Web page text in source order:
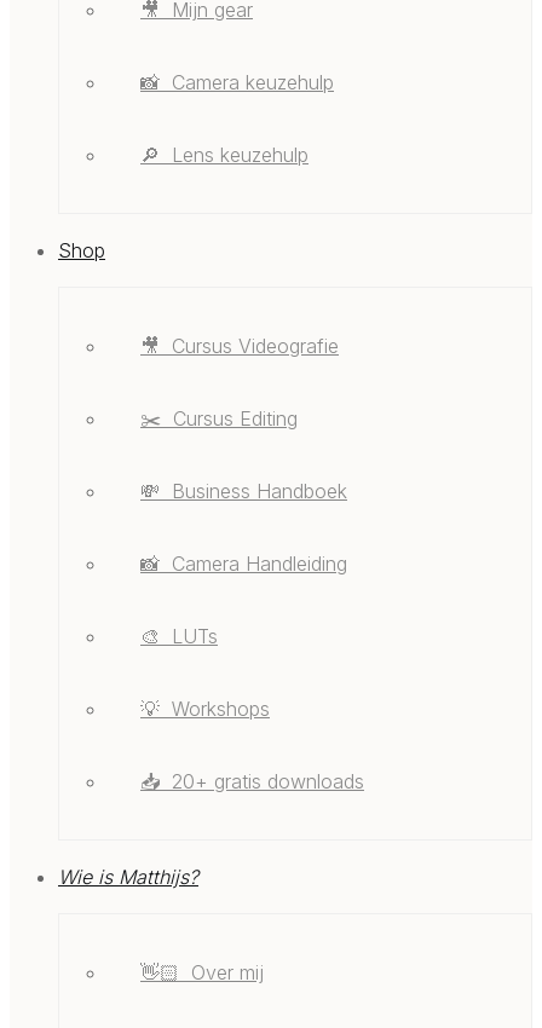
🎥 ‎ ‎Mijn gear
📸 ‎ ‎Camera keuzehulp
🔎 ‎ ‎Lens keuzehulp
Shop
🎥 ‎ ‎Cursus Videografie
✂️ ‎ ‎Cursus Editing
💸 ‎ ‎Business Handboek
📸 ‎ ‎Camera Handleiding
🎨 ‎ ‎LUTs
💡 ‎ ‎Workshops
📥 ‎ ‎20+ gratis downloads
Wie is Matthijs?
👋🏻 ‎ ‎Over mij